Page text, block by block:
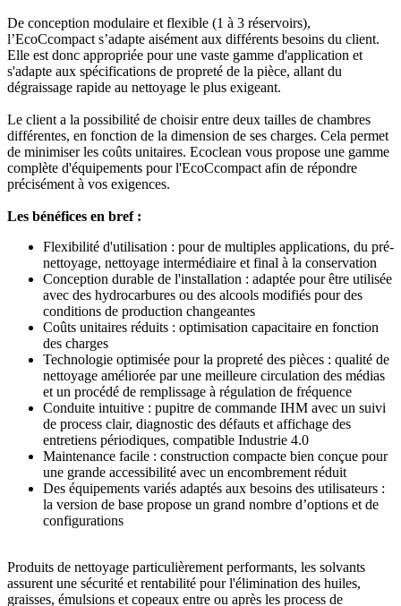
De conception modulaire et flexible (1 à 3 réservoirs),
l’EcoCcompact s’adapte aisément aux différents besoins du client.
Elle est donc appropriée pour une vaste gamme d'application et
s'adapte aux spécifications de propreté de la pièce, allant du
dégraissage rapide au nettoyage le plus exigeant.
Le client a la possibilité de choisir entre deux tailles de chambres
différentes, en fonction de la dimension de ses charges. Cela permet
de minimiser les coûts unitaires. Ecoclean vous propose une gamme
complète d'équipements pour l'EcoCcompact afin de répondre
précisément à vos exigences.
Les bénéfices en bref :
Flexibilité d'utilisation : pour de multiples applications, du pré-
nettoyage, nettoyage intermédiaire et final à la conservation
Conception durable de l'installation : adaptée pour être utilisée
avec des hydrocarbures ou des alcools modifiés pour des
conditions de production changeantes
Coûts unitaires réduits : optimisation capacitaire en fonction
des charges
Technologie optimisée pour la propreté des pièces : qualité de
nettoyage améliorée par une meilleure circulation des médias
et un procédé de remplissage à régulation de fréquence
Conduite intuitive : pupitre de commande IHM avec un suivi
de process clair, diagnostic des défauts et affichage des
entretiens périodiques, compatible Industrie 4.0
Maintenance facile : construction compacte bien conçue pour
une grande accessibilité avec un encombrement réduit
Des équipements variés adaptés aux besoins des utilisateurs :
la version de base propose un grand nombre d’options et de
configurations
Produits de nettoyage particulièrement performants, les solvants
assurent une sécurité et rentabilité pour l'élimination des huiles,
graisses, émulsions et copeaux entre ou après les process de